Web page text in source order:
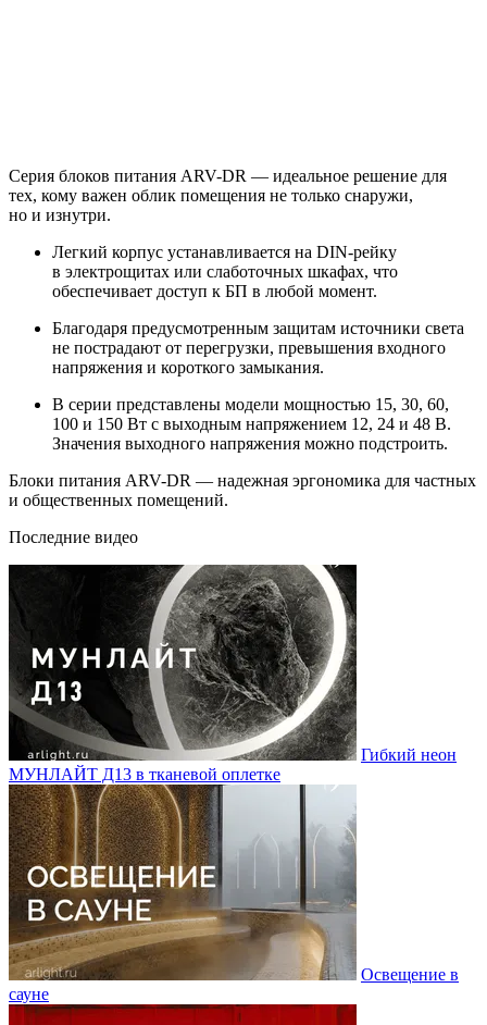
Серия блоков питания ARV-DR — идеальное решение для
тех, кому важен облик помещения не только снаружи,
но и изнутри.
Легкий корпус устанавливается на DIN-рейку
в электрощитах или слаботочных шкафах, что
обеспечивает доступ к БП в любой момент.
Благодаря предусмотренным защитам источники света
не пострадают от перегрузки, превышения входного
напряжения и короткого замыкания.
В серии представлены модели мощностью 15, 30, 60,
100 и 150 Вт с выходным напряжением 12, 24 и 48 В.
Значения выходного напряжения можно подстроить.
Блоки питания ARV-DR — надежная эргономика для частных
и общественных помещений.
Последние видео
Гибкий неон
МУНЛАЙТ Д13 в тканевой оплетке
Освещение в
сауне